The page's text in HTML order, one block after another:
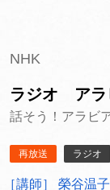
NHK
ラジオ アラ
話そう！アラビ
再放送 ラジオ
［講師］ 榮谷温子